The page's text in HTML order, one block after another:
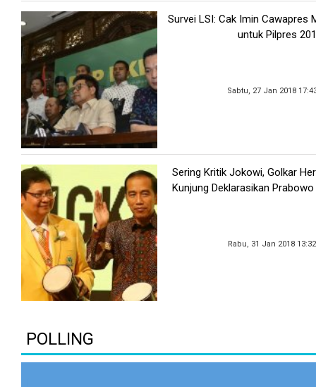
Survei LSI: Cak Imin Cawapres
untuk Pilpres
Sabtu, 27 Jan 2018
Sering Kritik Jokowi, Golkar
Kunjung Deklarasikan
Rabu, 31 Jan 2018
POLLING